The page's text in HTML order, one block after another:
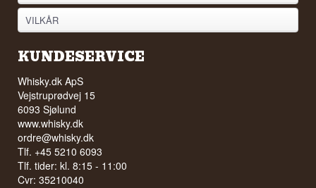
VILKÅR
KUNDESERVICE
Whisky.dk ApS
Vejstruprødvej 15
6093 Sjølund
www.whisky.dk
ordre@whisky.dk
Tlf. +45 5210 6093
Tlf. tider: kl. 8:15 - 11:00
Cvr: 35210040